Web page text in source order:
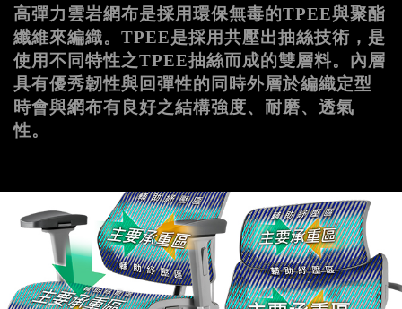
高彈力雲岩網布是採用環保無毒的TPEE與聚酯
纖維來編織。TPEE是採用共壓出抽絲技術，是
使用不同特性之TPEE抽絲而成的雙層料。內層
具有優秀韌性與回彈性的同時外層於編織定型
時會與網布有良好之結構強度、耐磨、透氣
性。